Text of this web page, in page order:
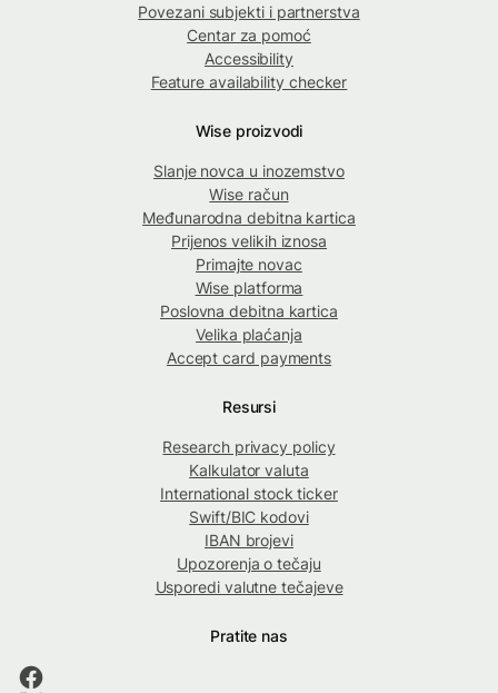
Povezani subjekti i partnerstva
Centar za pomoć
Accessibility
Feature availability checker
Wise proizvodi
Slanje novca u inozemstvo
Wise račun
Međunarodna debitna kartica
Prijenos velikih iznosa
Primajte novac
Wise platforma
Poslovna debitna kartica
Velika plaćanja
Accept card payments
Resursi
Research privacy policy
Kalkulator valuta
International stock ticker
Swift/BIC kodovi
IBAN brojevi
Upozorenja o tečaju
Usporedi valutne tečajeve
Pratite nas